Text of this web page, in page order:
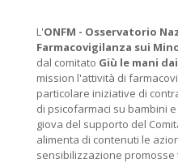
L'ONFM - Osservatorio
Farmacovigilanza sui
dal comitato Giù le mani
mission l'attività di
particolare iniziative di
di psicofarmaci su bambini
giova del supporto del
alimenta di contenuti le
sensibilizzazione